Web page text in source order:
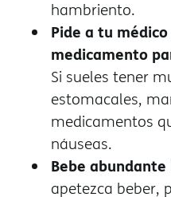
hambriento.
Pide a tu
medicamento
Si sueles tener
estomacales,
medicamentos
náuseas.
Bebe
apetezca beber,